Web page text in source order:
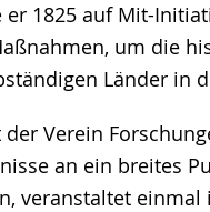
er 1825 auf Mit-
um die
Länder in
Verein
an ein breites
veranstaltet einmal